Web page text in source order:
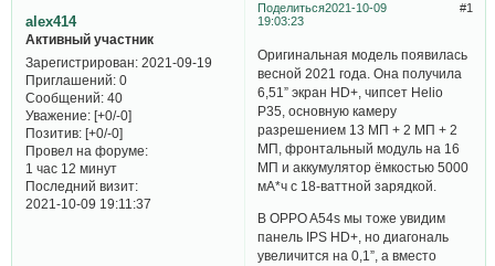
Поделиться 1
2021-10-09
19:03:23
alex414
Активный участник
Зарегистрирован: 2021-09-19
Приглашений:0
Сообщений:40
Уважение: [+0/-0]
Позитив: [+0/-0]
Провел на форуме:
1 час 12 минут
Последний визит:
2021-10-09 19:11:37
Оригинальная модель появилась
весной 2021 года. Она получила
6,51” экран HD+, чипсет Helio
P35, основную камеру
разрешением 13 МП + 2 МП + 2
МП, фронтальный модуль на 16
МП и аккумулятор ёмкостью 5000
мА*ч с 18-ваттной зарядкой.
В OPPO A54s мы тоже увидим
панель IPS HD+, но диагональ
увеличится на 0,1”, а вместо